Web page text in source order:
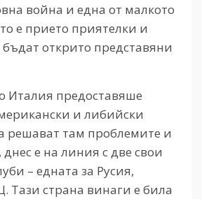
война и една от малкото
е прието приятелки и
открито представяни
Италия предоставяше
и либийски
решават там проблемите и
днес е на линия с две свои
– едната за Русия,
Тази страна винаги е била